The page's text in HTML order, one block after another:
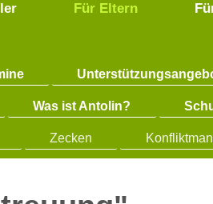
Für Eltern
Was ist Antolin?
Zecken